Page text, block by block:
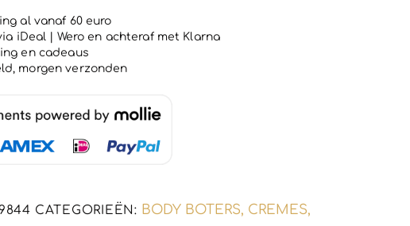
al vanaf 60 euro
iDeal | Wero en achteraf met Klarna
en cadeaus
morgen verzonden
CATEGORIEËN: BODY BOTERS, CREMES,